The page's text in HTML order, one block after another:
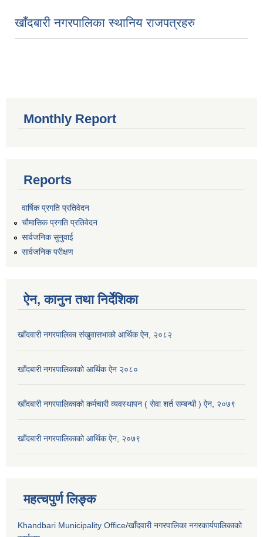
खाँदबारी नगरपालिका स्थानिय राजपत्रहरु
Monthly Report
Reports
वार्षिक प्रगति प्रतिवेदन
चौमासिक प्रगति प्रतिवेदन
सार्वजनिक सुनुवाई
सार्वजनिक परीक्षण
ऐन, कानुन तथा निर्देशिका
खाँदवारी नगरपालिका संखुवासभाको आर्थिक ऐन, २०८२
खाँदबारी नगरपालिकाको आर्थिक ऐन २०८०
खाँदबारी नगरपालिकाको कर्मचारी व्यवस्थापन ( सेवा शर्त सम्बन्धी ) ऐन, २०७९
खाँदबारी नगरपालिकाको आर्थिक ऐन, २०७९
महत्चपुर्ण लिङ्क
Khandbari Municipality Office/खाँदवारी नगरपालिका नगरकार्यपालिकाको